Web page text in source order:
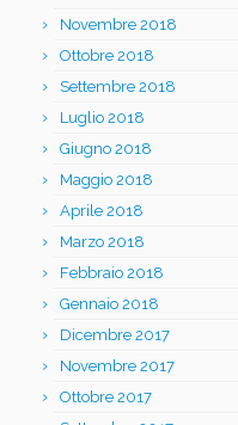
Novembre 2018
Ottobre 2018
Settembre 2018
Luglio 2018
Giugno 2018
Maggio 2018
Aprile 2018
Marzo 2018
Febbraio 2018
Gennaio 2018
Dicembre 2017
Novembre 2017
Ottobre 2017